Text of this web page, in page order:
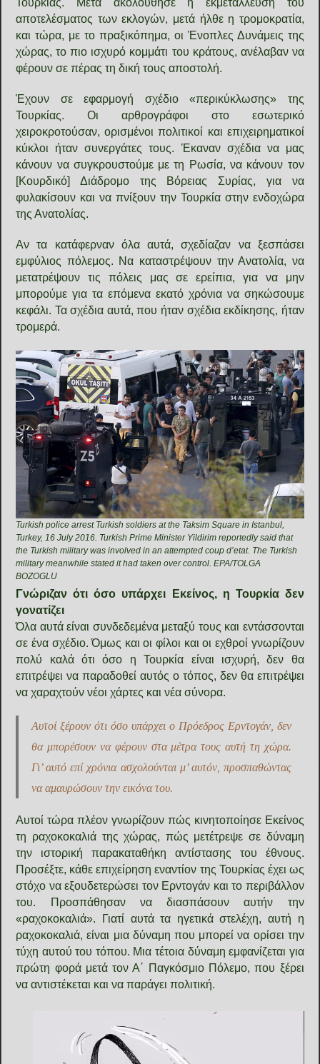
αποτελέσματος των εκλογών, μετά ήλθε η τρομοκρατία,
και τώρα, με το πραξικόπημα, οι Ένοπλες Δυνάμεις της
χώρας, το πιο ισχυρό κομμάτι του κράτους, ανέλαβαν να
φέρουν σε πέρας τη δική τους αποστολή.
Έχουν σε εφαρμογή σχέδιο «περικύκλωσης» της
Τουρκίας. Οι αρθρογράφοι στο εσωτερικό
χειροκροτούσαν, ορισμένοι πολιτικοί και επιχειρηματικοί
κύκλοι ήταν συνεργάτες τους. Έκαναν σχέδια να μας
κάνουν να συγκρουστούμε με τη Ρωσία, να κάνουν τον
[Κουρδικό] Διάδρομο της Βόρειας Συρίας, για να
φυλακίσουν και να πνίξουν την Τουρκία στην ενδοχώρα
της Ανατολίας.
Αν τα κατάφερναν όλα αυτά, σχεδίαζαν να ξεσπάσει
εμφύλιος πόλεμος. Να καταστρέψουν την Ανατολία, να
μετατρέψουν τις πόλεις μας σε ερείπια, για να μην
μπορούμε για τα επόμενα εκατό χρόνια να σηκώσουμε
κεφάλι. Τα σχέδια αυτά, που ήταν σχέδια εκδίκησης, ήταν
τρομερά.
Turkish police arrest Turkish soldiers at the Taksim Square in Istanbul,
Turkey, 16 July 2016. Turkish Prime Minister Yildirim reportedly said that
the Turkish military was involved in an attempted coup d’etat. The Turkish
military meanwhile stated it had taken over control. EPA/TOLGA
BOZOGLU
Γνώριζαν ότι όσο υπάρχει Εκείνος, η Τουρκία δεν
γονατίζει
Όλα αυτά είναι συνδεδεμένα μεταξύ τους και εντάσσονται
σε ένα σχέδιο. Όμως και οι φίλοι και οι εχθροί γνωρίζουν
πολύ καλά ότι όσο η Τουρκία είναι ισχυρή, δεν θα
επιτρέψει να παραδοθεί αυτός ο τόπος, δεν θα επιτρέψει
να χαραχτούν νέοι χάρτες και νέα σύνορα.
Αυτοί ξέρουν ότι όσο υπάρχει ο Πρόεδρος Ερντογάν, δεν
θα μπορέσουν να φέρουν στα μέτρα τους αυτή τη χώρα.
Γι’ αυτό επί χρόνια ασχολούνται μ’ αυτόν, προσπαθώντας
να αμαυρώσουν την εικόνα του.
Αυτοί τώρα πλέον γνωρίζουν πώς κινητοποίησε Εκείνος
τη ραχοκοκαλιά της χώρας, πώς μετέτρεψε σε δύναμη
την ιστορική παρακαταθήκη αντίστασης του έθνους.
Προσέξτε, κάθε επιχείρηση εναντίον της Τουρκίας έχει ως
στόχο να εξουδετερώσει τον Ερντογάν και το περιβάλλον
του. Προσπάθησαν να διασπάσουν αυτήν την
«ραχοκοκαλιά». Γιατί αυτά τα ηγετικά στελέχη, αυτή η
ραχοκοκαλιά, είναι μια δύναμη που μπορεί να ορίσει την
τύχη αυτού του τόπου. Μια τέτοια δύναμη εμφανίζεται για
πρώτη φορά μετά τον Α΄ Παγκόσμιο Πόλεμο, που ξέρει
να αντιστέκεται και να παράγει πολιτική.